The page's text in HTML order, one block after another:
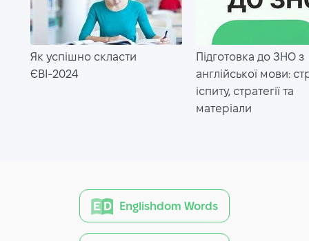
Як успішно скласти
ЄВІ-2024
Підготовка до ЗНО з
англійської мови:
іспиту, стратегії та
матеріали
Englishdom Words